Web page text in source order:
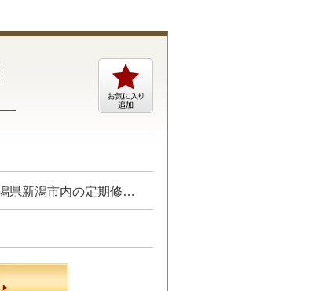
プロジェクトにて、建築施工管理業務をお任せします。 【具体的には…】 新潟県新潟市内の定期修繕工事・設備整備工事における施工管理 ・現場管理全般（原価、工程、安全、品質） ・予算管理、施工計画 ・現場工事の取りまとめ ・書類作成 など ☆あなたのご経験やスキルに合わせた業務をお任せします☆